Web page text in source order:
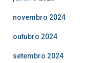
novembro 2024
outubro 2024
setembro 2024